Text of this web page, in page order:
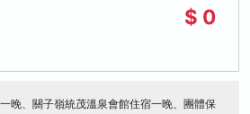
$ 0
晚、關子嶺統茂溫泉會館住宿一晚、團體保